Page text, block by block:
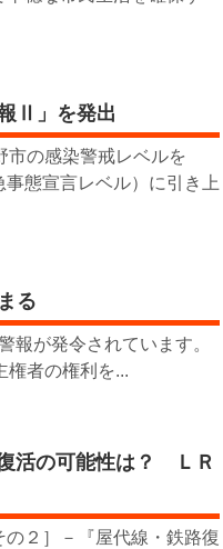
Ⅱ」を発出
の感染警戒レベルを
事態宣言レベル）に引き上
る
報が発令されています。
権者の権利を...
活の可能性は？ ＬＲ
２］－『屋代線・鉄路復